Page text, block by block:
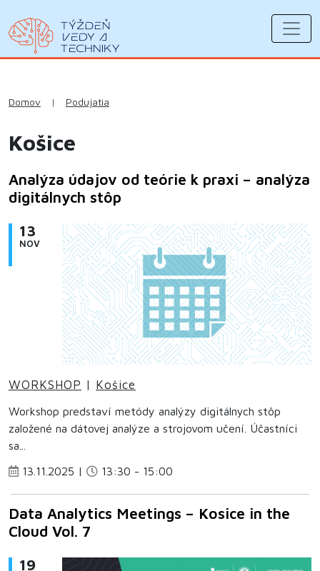
Domov | Podujatia
Košice
Analýza údajov od teórie k praxi – analýza
digitálnych stôp
13
NOV
WORKSHOP | Košice
Workshop predstaví metódy analýzy digitálnych stôp
založené na dátovej analýze a strojovom učení. Účastníci
sa...
13.11.2025 |
13:30 - 15:00
Data Analytics Meetings – Kosice in the
Cloud Vol. 7
19